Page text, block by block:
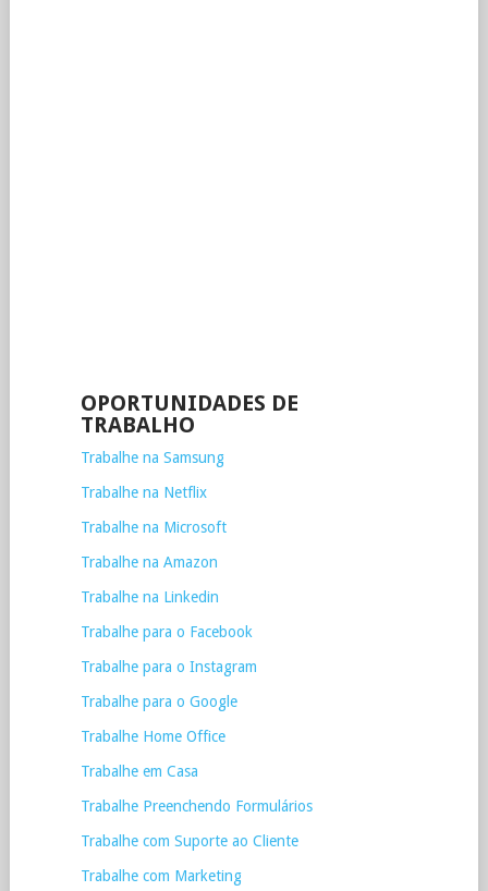
OPORTUNIDADES DE
TRABALHO
Trabalhe na Samsung
Trabalhe na Netflix
Trabalhe na Microsoft
Trabalhe na Amazon
Trabalhe na Linkedin
Trabalhe para o Facebook
Trabalhe para o Instagram
Trabalhe para o Google
Trabalhe Home Office
Trabalhe em Casa
Trabalhe Preenchendo Formulários
Trabalhe com Suporte ao Cliente
Trabalhe com Marketing